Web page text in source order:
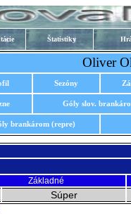
Štatistiky
Oliver
Sezóny
Góly slov.
brankárom (repre)
Základné
Súper